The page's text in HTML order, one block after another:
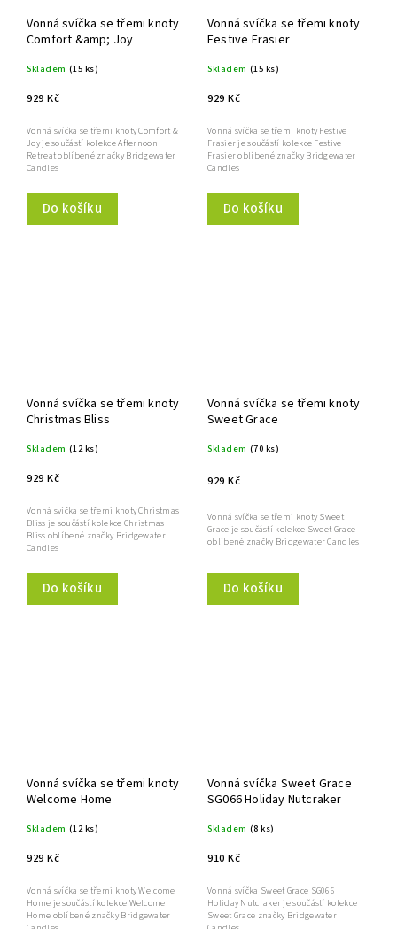
Vonná svíčka se třemi knoty
Comfort &amp; Joy
Skladem (15 ks)
929 Kč
Do košíku
Vonná svíčka se třemi knoty Comfort &
Joy je součástí kolekce Afternoon
Retreat oblíbené značky Bridgewater
Candles
Vonná svíčka se třemi knoty
Festive Frasier
Skladem (15 ks)
929 Kč
Do košíku
Vonná svíčka se třemi knoty Festive
Frasier je součástí kolekce Festive
Frasier oblíbené značky Bridgewater
Candles
Vonná svíčka se třemi knoty
Christmas Bliss
Skladem (12 ks)
929 Kč
Do košíku
Vonná svíčka se třemi knoty Christmas
Bliss je součástí kolekce Christmas
Bliss oblíbené značky Bridgewater
Candles
Vonná svíčka se třemi knoty
Sweet Grace
Skladem (70 ks)
929 Kč
Do košíku
Vonná svíčka se třemi knoty Sweet
Grace je součástí kolekce Sweet Grace
oblíbené značky Bridgewater Candles
Vonná svíčka se třemi knoty
Welcome Home
Skladem (12 ks)
929 Kč
Vonná svíčka se třemi knoty Welcome
Home je součástí kolekce Welcome
Home oblíbené značky Bridgewater
Vonná svíčka Sweet Grace
SG066 Holiday Nutcraker
Skladem (8 ks)
910 Kč
Vonná svíčka Sweet Grace SG066
Holiday Nutcraker je součástí kolekce
Sweet Grace značky Bridgewater